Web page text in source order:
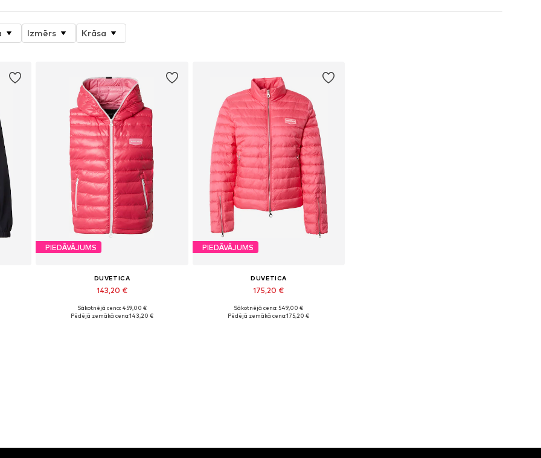
Izmērs Krāsa
PIEDĀVĀJUMS
DUVETICA
143,20 €
Pieejamie izmēri: S
Sākotnējā cena: 459,00 €
Pēdējā zemākā cena:143,20 €
PIEDĀVĀJUMS
DUVETICA
175,20 €
Pieejamie izmēri: S
Sākotnējā cena: 549,00 €
Pēdējā zemākā cena:175,20 €